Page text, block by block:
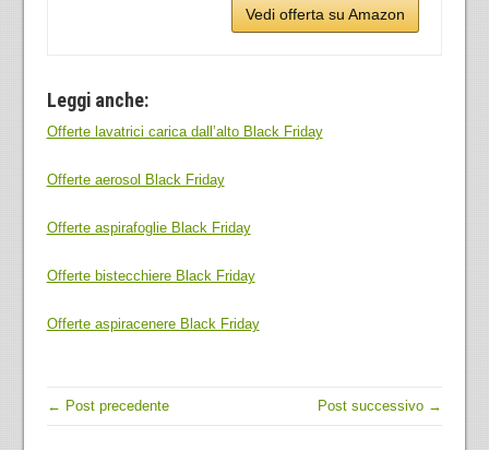
Vedi offerta su Amazon
Leggi anche:
Offerte lavatrici carica dall’alto Black Friday
Offerte aerosol Black Friday
Offerte aspirafoglie Black Friday
Offerte bistecchiere Black Friday
Offerte aspiracenere Black Friday
← Post precedente Post successivo →